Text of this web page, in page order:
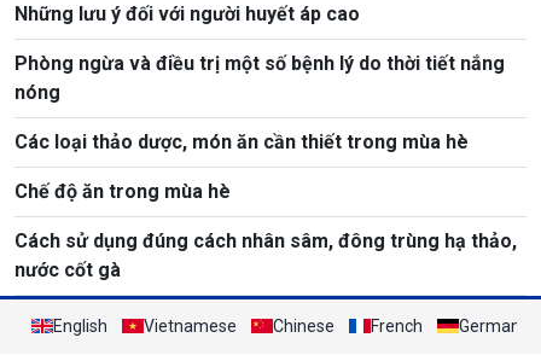
Những lưu ý đối với người huyết áp cao
Phòng ngừa và điều trị một số bệnh lý do thời tiết nắng
nóng
Các loại thảo dược, món ăn cần thiết trong mùa hè
Chế độ ăn trong mùa hè
Cách sử dụng đúng cách nhân sâm, đông trùng hạ thảo,
nước cốt gà
English Vietnamese Chinese French German